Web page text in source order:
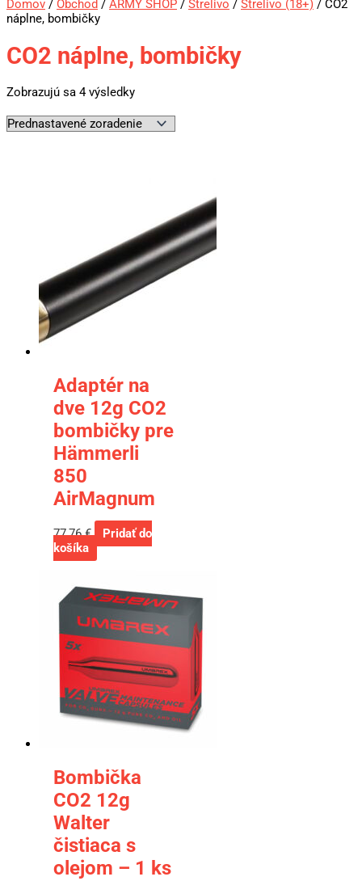
Domov / Obchod / ARMY SHOP / Strelivo / Strelivo (18+) / CO2
náplne, bombičky
CO2 náplne, bombičky
Zobrazujú sa 4 výsledky
Adaptér na
dve 12g CO2
bombičky pre
Hämmerli
850
AirMagnum
77,76€
Pridať do
košíka
Bombička
CO2 12g
Walter
čistiaca s
olejom – 1 ks